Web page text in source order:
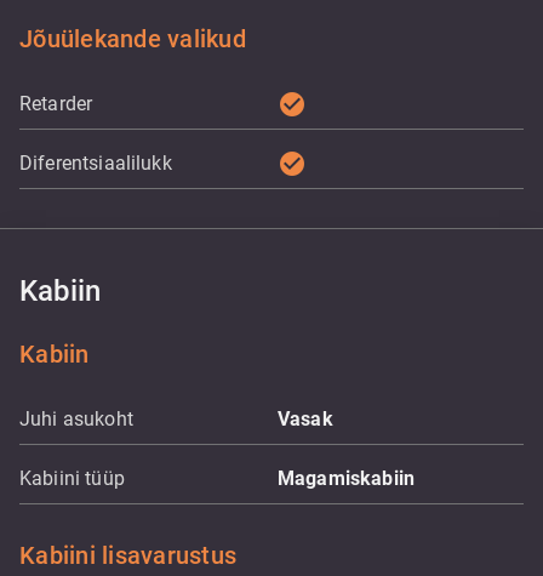
Jõuülekande valikud
Retarder check_circle
Diferentsiaalilukk check_circle
Kabiin
Kabiin
Juhi asukoht Vasak
Kabiini tüüp Magamiskabiin
Kabiini lisavarustus